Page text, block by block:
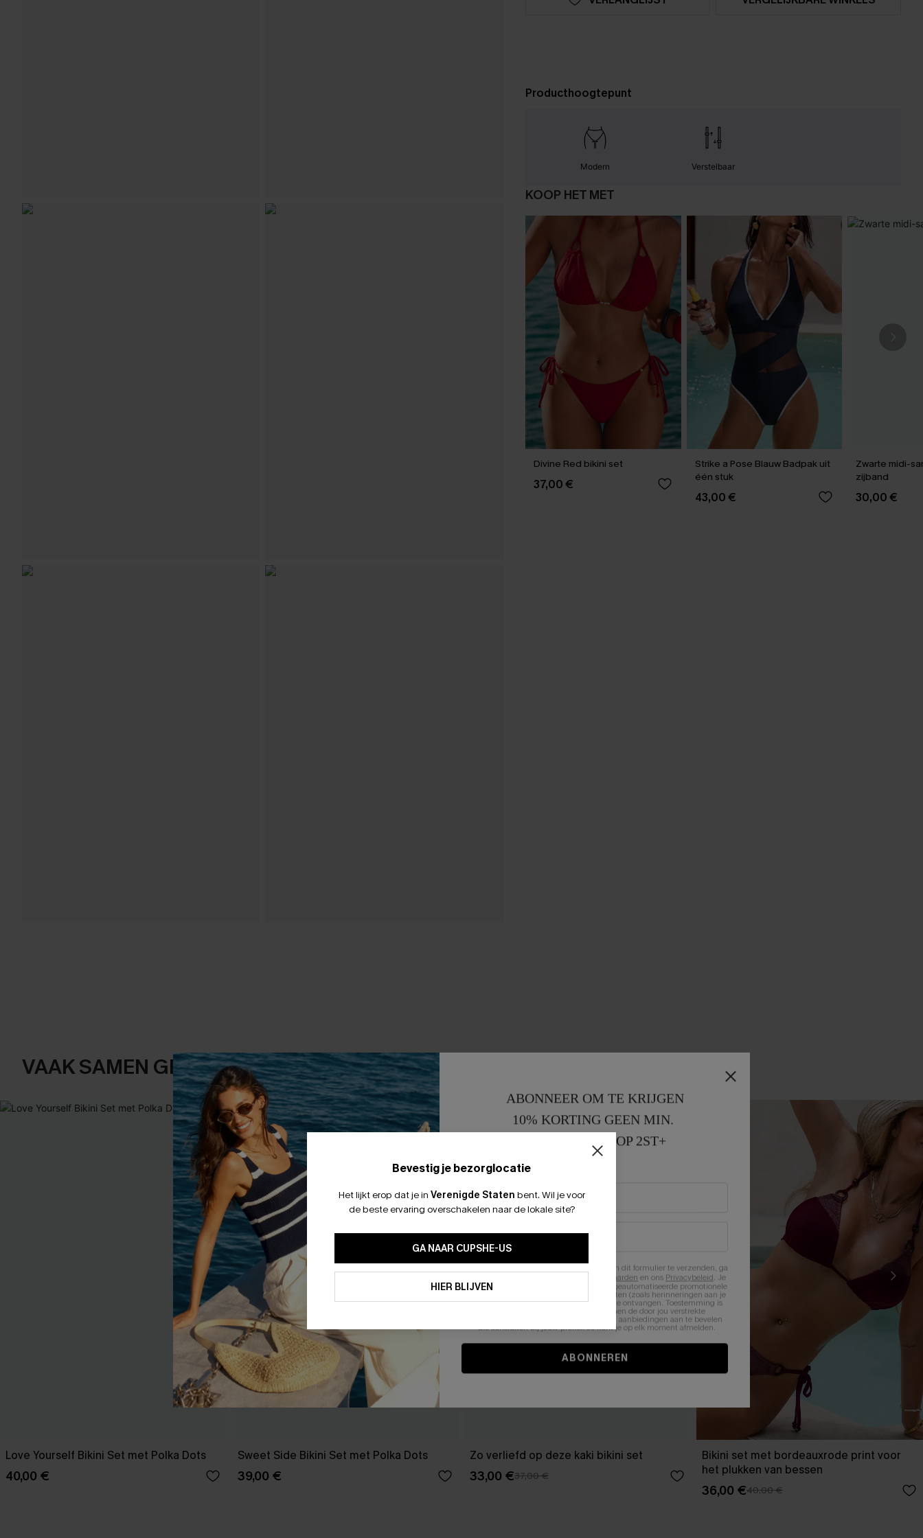
Producthoogtepunt
Modern Verstelbaar
KOOP HET MET
Divine Red bikini set
37,00 €
Strike a Pose Blauw Badpak uit
één stuk
43,00 €
Zwarte midi-
zijband
30,00 €
VAAK SAMEN GEKOCHT
Love Yourself Bikini Set met Polka Dots
40,00 €
Sweet Side Bikini Set met Polka Dots
39,00 €
Zo verliefd op deze kaki bikini set
33,00 €37,00 €
Bikini set met bordeauxrode print voor
het plukken van bessen
36,00 €40,00 €
Bevestig je bezorglocatie
Het lijkt erop dat je in Verenigde Staten bent. Wil je voor
de beste ervaring overschakelen naar de lokale site?
GA NAAR CUPSHE-US
HIER BLIJVEN
ABONNEER OM TE KRIJGEN
10% KORTING GEEN MIN.
15% KORTING OP 2ST+
Door je contactgegevens in te vullen en dit formulier te verzenden, ga
Algemene Voorwaarden en ons Privacybeleid. Je
stemt er tevens mee in om herhaalde geautomatiseerde promotionele
en gepersonaliseerde marketingberichten (zoals herinneringen aan je
winkelwagen) en e-mails van Cupshe te ontvangen. Toestemming is
niet vereist voor een aankoop. We kunnen de door jou verstrekte
informatie gebruiken om producten en aanbiedingen aan te bevelen
die aansluiten bij jouw profiel. Je kunt je op elk moment afmelden.
ABONNEREN